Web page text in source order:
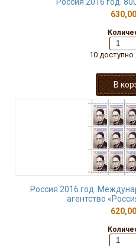
10
Россия 2016 год.
агентство